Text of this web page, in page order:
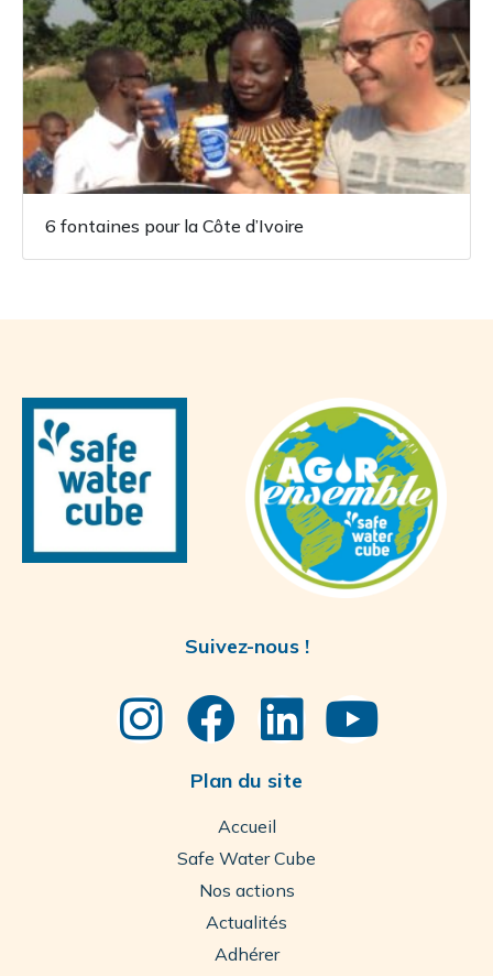
6 fontaines pour la Côte d’Ivoire
Suivez-nous !
Plan du site
Accueil
Safe Water Cube
Nos actions
Actualités
Adhérer